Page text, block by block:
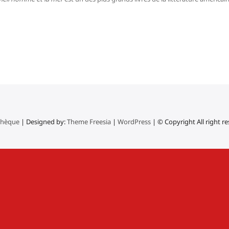
| Designed by:Theme Freesia | WordPress | © Copyright All right